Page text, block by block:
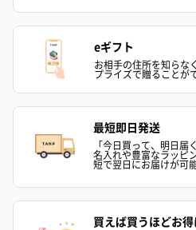
結婚祝い（御結婚御
祝）（110円）
出産祝い
祝）（
結婚祝いちょい足しギフト
結婚祝いギフトへの＋αにおすすめ
eギフト
お相手の住所を知らな
プライズで贈ることが
最短即日発送
「今日買って、明日届
名入れや豊富なラッピ
短で翌日にお届けが可
買えば買うほどお得